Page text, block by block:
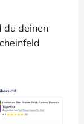
du deinen